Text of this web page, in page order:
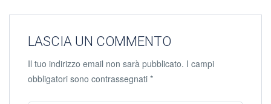
LASCIA UN COMMENTO
Il tuo indirizzo email non sarà pubblicato. I campi
obbligatori sono contrassegnati *